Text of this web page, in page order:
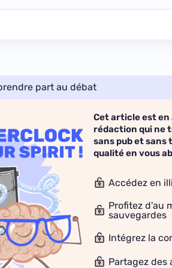
part au débat
Cet article est en
rédaction qui ne
sans pub et sans
qualité en vous
Accédez en
Profitez d'au
sauvegardes
Intégrez la
Partagez des